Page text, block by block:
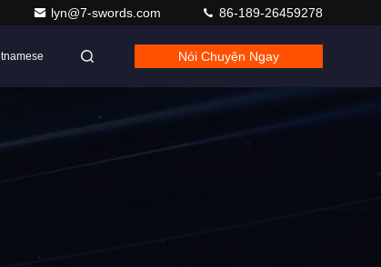
lyn@7-swords.com 86-189-26459278
Nói Chuyện Ngay